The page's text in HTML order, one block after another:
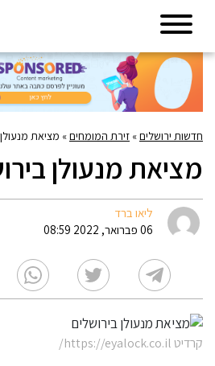
חדשות ירושלים» זירת המומחים» מציאת
מציאת מנעולן
ליאו ברד
06 פברואר, 2022 08:59
קרדיט https://eyalock.co.il/